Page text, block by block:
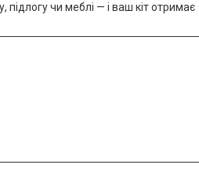
підлогу чи меблі — і ваш кіт отримає